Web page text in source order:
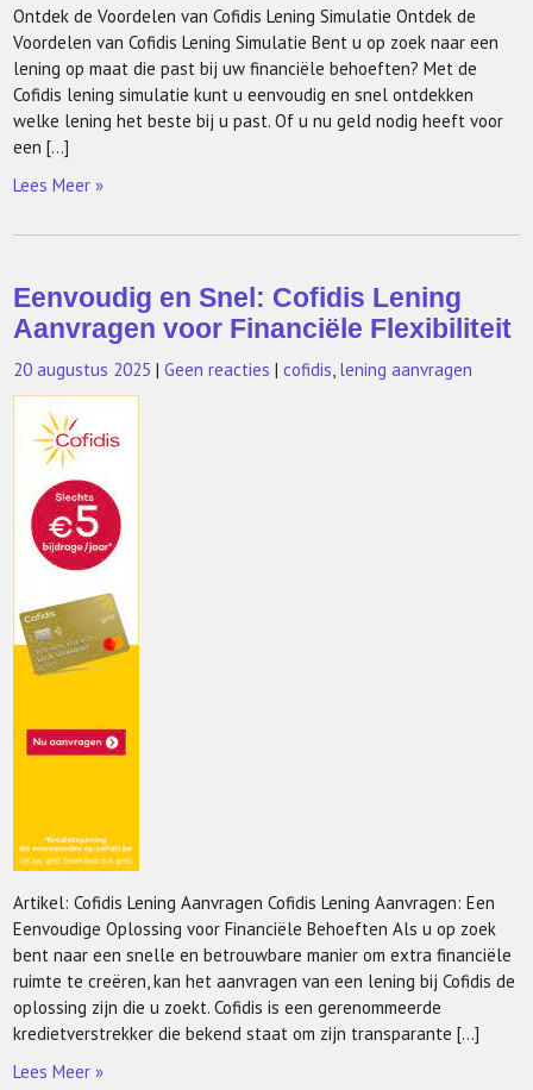
Ontdek de Voordelen van Cofidis Lening Simulatie Ontdek de
Voordelen van Cofidis Lening Simulatie Bent u op zoek naar een
lening op maat die past bij uw financiële behoeften? Met de
Cofidis lening simulatie kunt u eenvoudig en snel ontdekken
welke lening het beste bij u past. Of u nu geld nodig heeft voor
een […]
Lees Meer »
Eenvoudig en Snel: Cofidis Lening
Aanvragen voor Financiële Flexibiliteit
20 augustus 2025 |Geen reacties |cofidis, lening aanvragen
Artikel: Cofidis Lening Aanvragen Cofidis Lening Aanvragen: Een
Eenvoudige Oplossing voor Financiële Behoeften Als u op zoek
bent naar een snelle en betrouwbare manier om extra financiële
ruimte te creëren, kan het aanvragen van een lening bij Cofidis de
oplossing zijn die u zoekt. Cofidis is een gerenommeerde
kredietverstrekker die bekend staat om zijn transparante […]
Lees Meer »